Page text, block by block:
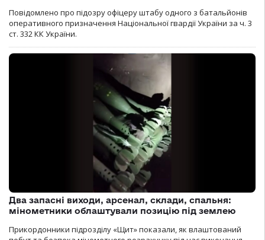
Повідомлено про підозру офіцеру штабу одного з батальйонів
оперативного призначення Національної гвардії України за ч. 3
ст. 332 КК України.
Два запасні виходи, арсенал, склади, спальня:
мінометники облаштували позицію під землею
Прикордонники підрозділу «Щит» показали, як влаштований